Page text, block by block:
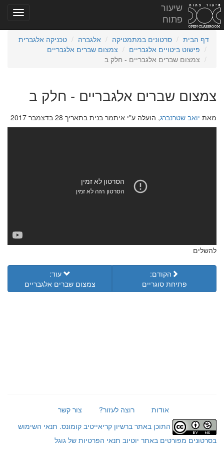
שיעור
פתוח
דף הבית סרטונים במתמטיקה אלגברה
טכניקה אלגברית
פישוט ביטויים אלגבריים
צמצום שברים אלגבריים
צמצום שברים אלגבריים - חלק ב
צמצום שברים אלגבריים - חלק ב
מאת יואב שטרנברג, הועלה ע"י איתמר בנית בתאריך 28 בדצמבר 2017
להשלים
הקודם:
פתיחת סוגריים
עוד:
צמצום שברים אלגבריים
אודות רוצה לעזור?
צור קשר
התוכן באתר ברשיון קריאייטיב קומונס. תנאי השימוש
בסרטונים מפורטים באתר יוטיוב תנאי הפרטיות של גוגל